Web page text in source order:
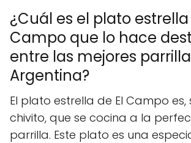
¿Cuál es el plato estrella
Campo que lo hace
entre las mejores
Argentina?
El plato estrella de El Campo es,
chivito, que se cocina a la
parrilla. Este plato es una